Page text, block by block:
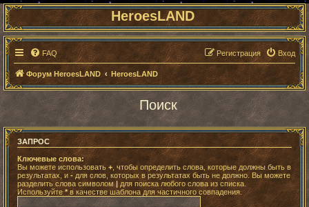
HeroesLAND
FAQ Вход
Регистрация
Форум HeroesLAND HeroesLAND
Поиск
ЗАПРОС
Ключевые слова:
Вы можете использовать + , чтобы определить слова, которые должны быть в
результатах, и - для слов, которых в результатах быть не должно. Вы можете
разделить слова символом| для поиска любого слова из списка.
Используйте*в качестве шаблона для частичного совпадения.